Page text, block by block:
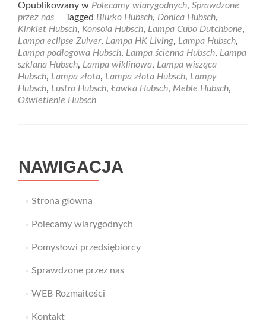
about
Chcesz
mieć
wyjątkowe
wnętrze.
Pomogą
Ci
w
Opublikowany w Polecamy wiarygodnych, Sprawdzone
przez nas
Tagged Biurko Hubsch, Donica Hubsch,
Kinkiet Hubsch, Konsola Hubsch, Lampa Cubo Dutchbone,
Lampa eclipse Zuiver, Lampa HK Living, Lampa Hubsch,
Lampa podłogowa Hubsch, Lampa ścienna Hubsch, Lampa
szklana Hubsch, Lampa wiklinowa, Lampa wisząca
Hubsch, Lampa złota, Lampa złota Hubsch, Lampy
Hubsch, Lustro Hubsch, Ławka Hubsch, Meble Hubsch,
Oświetlenie Hubsch
NAWIGACJA
Strona główna
Polecamy wiarygodnych
Pomysłowi przedsiębiorcy
Sprawdzone przez nas
WEB Rozmaitości
Kontakt